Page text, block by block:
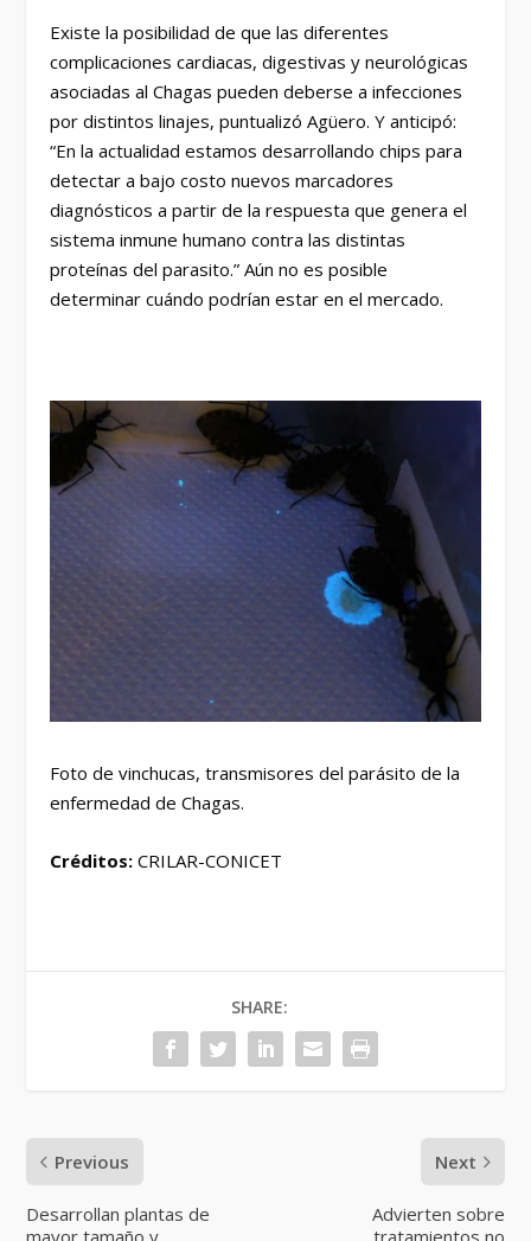
Existe la posibilidad de que las diferentes
complicaciones cardiacas, digestivas y neurológicas
asociadas al Chagas pueden deberse a infecciones
por distintos linajes, puntualizó Agüero. Y anticipó:
“En la actualidad estamos desarrollando chips para
detectar a bajo costo nuevos marcadores
diagnósticos a partir de la respuesta que genera el
sistema inmune humano contra las distintas
proteínas del parasito.” Aún no es posible
determinar cuándo podrían estar en el mercado.
Foto de vinchucas, transmisores del parásito de la
enfermedad de Chagas.
Créditos:CRILAR-CONICET
SHARE:
Previous
Desarrollan plantas de
Next
Advierten sobre